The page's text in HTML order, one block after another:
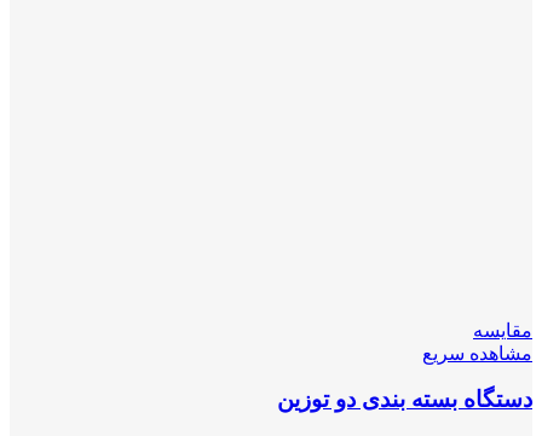
مقایسه
مشاهده سریع
دستگاه بسته بندی دو توزین